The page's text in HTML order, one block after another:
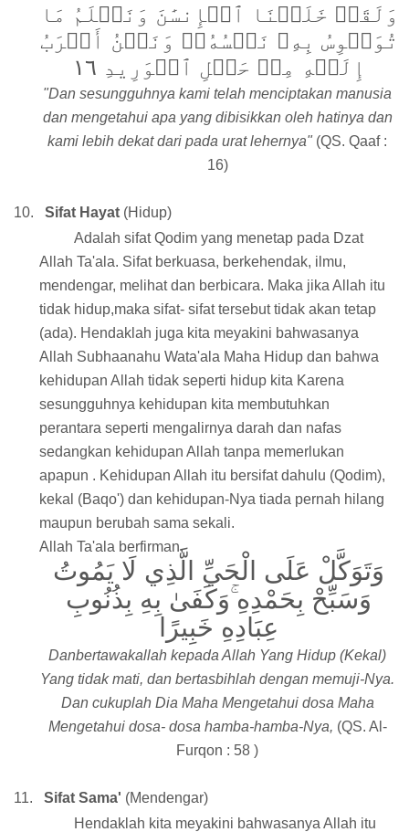
وَلَقَدۡ خَلَقۡنَا ٱلۡإِنسَٰنَ وَنَعۡلَمُ مَا
تُوَسۡوِسُ بِهِۦ نَفۡسُهُۥۖ وَنَحۡنُ أَقۡرَبُ
إِلَيۡهِ مِنۡ حَبۡلِ ٱلۡوَرِيدِ ١٦
"Dan sesungguhnya kami telah menciptakan manusia
dan mengetahui apa yang dibisikkan oleh hatinya dan
kami lebih dekat dari pada urat lehernya"(QS. Qaaf :
16)
10. Sifat Hayat (Hidup)
Adalah sifat Qodim yang menetap pada Dzat
Allah Ta'ala. Sifat berkuasa, berkehendak, ilmu,
mendengar, melihat dan berbicara. Maka jika Allah itu
tidak hidup,maka sifat- sifat tersebut tidak akan tetap
(ada). Hendaklah juga kita meyakini bahwasanya
Allah Subhaanahu Wata'ala Maha Hidup dan bahwa
kehidupan Allah tidak seperti hidup kita Karena
sesungguhnya kehidupan kita membutuhkan
perantara seperti mengalirnya darah dan nafas
sedangkan kehidupan Allah tanpa memerlukan
apapun . Kehidupan Allah itu bersifat dahulu (Qodim),
kekal (Baqo') dan kehidupan-Nya tiada pernah hilang
maupun berubah sama sekali.
Allah Ta'ala berfirman,
وَتَوَكَّلْ عَلَى الْحَيِّ الَّذِي لَا يَمُوتُ
وَسَبِّحْ بِحَمْدِهِ ۚوَكَفَىٰ بِهِ بِذُنُوبِ
عِبَادِهِ خَبِيرًا
Danbertawakallah kepada Allah Yang Hidup (Kekal)
Yang tidak mati, dan bertasbihlah dengan memuji-Nya.
Dan cukuplah Dia Maha Mengetahui dosa Maha
Mengetahui dosa- dosa hamba-hamba-Nya, (QS. Al-
Furqon : 58 )
11. Sifat Sama' (Mendengar)
Hendaklah kita meyakini bahwasanya Allah itu